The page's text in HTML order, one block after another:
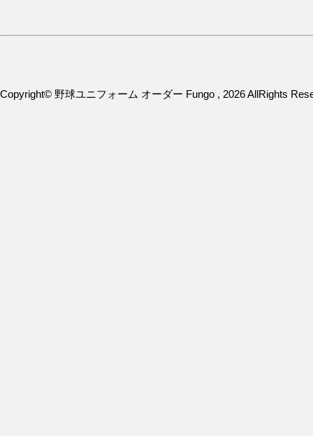
Copyright© 野球ユニフォーム オーダー Fungo , 2026 AllRights